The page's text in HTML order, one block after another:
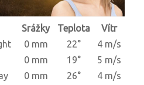
Srážky Teplota
Vítr
0 mm 22°
4 m/s
0 mm 19°
5 m/s
0 mm 26°
4 m/s